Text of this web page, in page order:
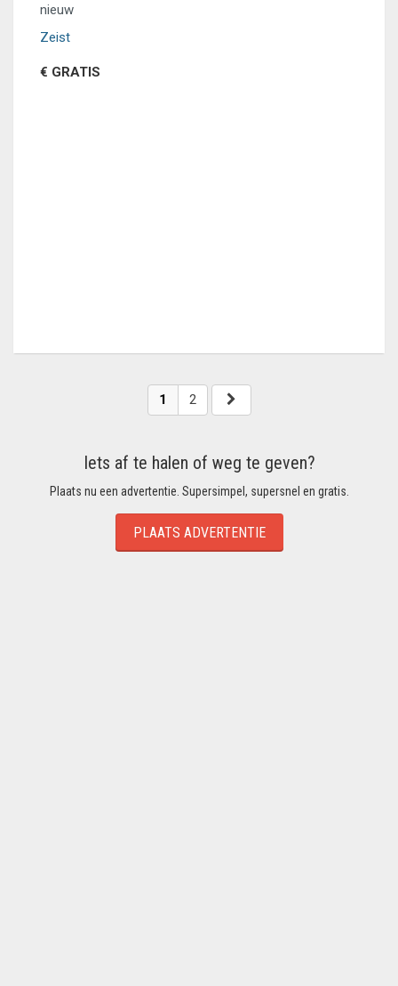
nieuw
Zeist
€ GRATIS
1 2
Iets af te halen of weg te geven?
Plaats nu een advertentie. Supersimpel, supersnel en gratis.
PLAATS ADVERTENTIE